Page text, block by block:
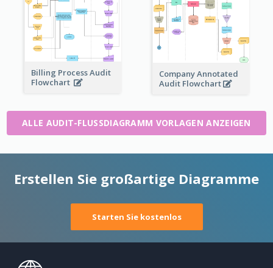
Billing Process Audit
Flowchart
Company Annotated
Audit Flowchart
ALLE AUDIT-FLUSSDIAGRAMM VORLAGEN ANZEIGEN
Erstellen Sie großartige Diagramme
Starten Sie kostenlos